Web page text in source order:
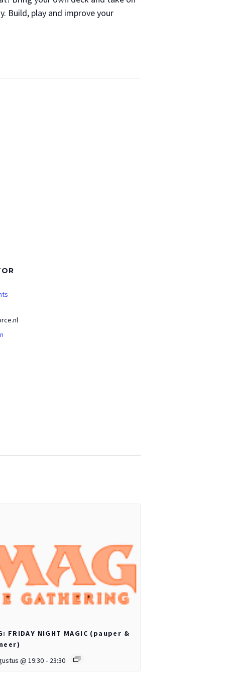
Build, play and improve your
FRIDAY NIGHT MAGIC (pauper &
@ 19:30 - 23:30